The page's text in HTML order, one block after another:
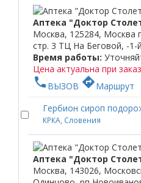
Аптека "Доктор
Москва, 125284, Москва
стр. 3 ТЦ На Беговой, -1-
Время работы:
Цена актуальна при
phone ВЫЗОВ directionsМаршрут
Гербион сироп
КРКА, Словения
Аптека "Доктор
Москва, 143026,